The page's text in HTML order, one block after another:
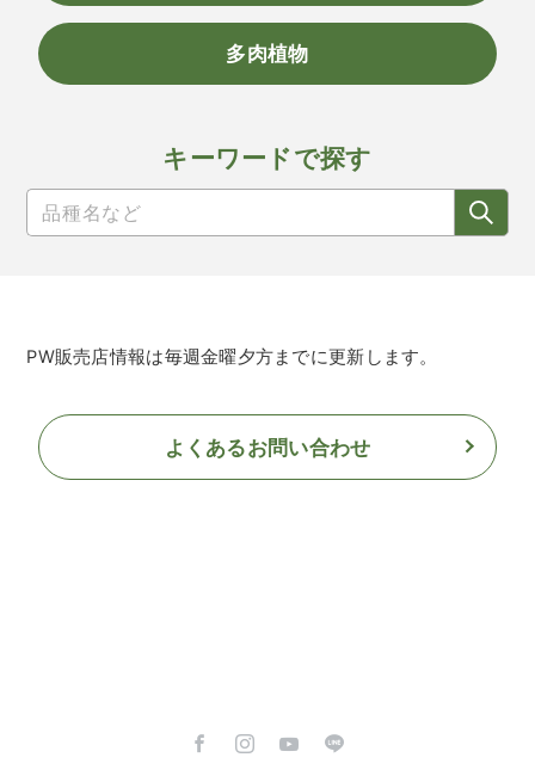
多肉植物
キーワードで探す
PW販売店情報は毎週金曜夕方までに更新します。
よくあるお問い合わせ